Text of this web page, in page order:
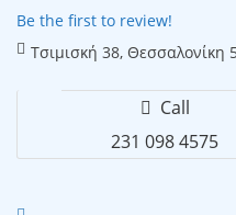
Be the first to review!
Τσιμισκή 38, Θεσσαλονίκη
Call
231 098 4575